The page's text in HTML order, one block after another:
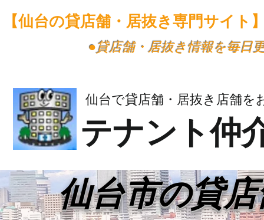
【仙台の貸店舗・居抜き専門サイト
​●貸店舗・居抜き情報を毎日
仙台で貸店舗・居抜き店舗を
テナント仲
仙台市の貸